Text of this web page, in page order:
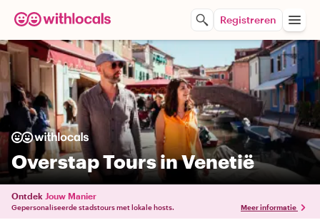
Registreren
Overstap Tours in Venetië
Ontdek Jouw Manier
Gepersonaliseerde stadstours met lokale hosts. Meer informatie